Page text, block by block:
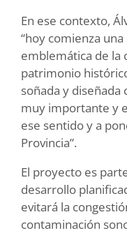
En ese contexto,
“hoy comienza
emblemática de la
patrimonio
soñada y
muy importante y
ese sentido y a
Provincia”.
El proyecto es
desarrollo
evitará la
contaminación